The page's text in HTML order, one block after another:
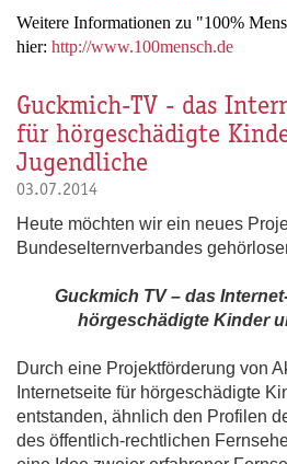
Weitere Informationen zu "100%
hier: http://www.100mensch.de
Guckmich-TV - das
für hörgeschädigte
Jugendliche
03.07.2014
Heute möchten wir ein neues
Bundeselternverbandes
Guckmich TV – das
hörgeschädigte Kinder
Durch eine Projektförderung von
Internetseite für hörgeschädigte
entstanden, ähnlich den Profilen
des öffentlich-rechtlichen